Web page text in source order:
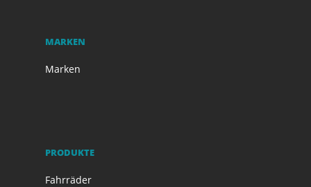
MARKEN
Marken
PRODUKTE
Fahrräder